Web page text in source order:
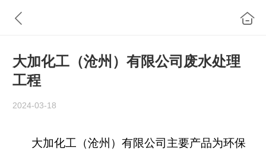
大加化工（沧州）有限公司废水处理
工程
2024-03-18
大加化工（沧州）有限公司主要产品为环保